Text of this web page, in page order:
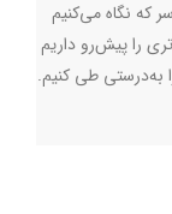
نگاه می‌کنیم
را پیش‌رو داریم
به‌درستی طی کنیم.